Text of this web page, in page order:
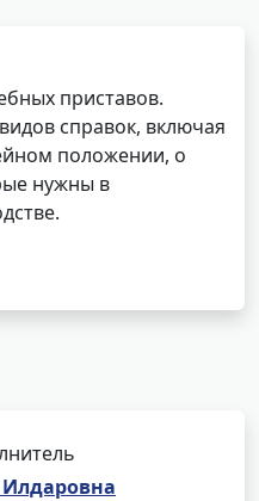
приставов.
справок, включая
положении, о
нужны в